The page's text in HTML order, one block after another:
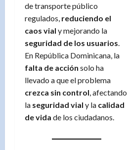
de transporte público
regulados, reduciendo el
caos vial y mejorando la
seguridad de los usuarios
En República Dominicana, la
falta de acción solo ha
llevado a que el problema
crezca sin control , afectando
la seguridad vial y la calidad
de vida de los ciudadanos.